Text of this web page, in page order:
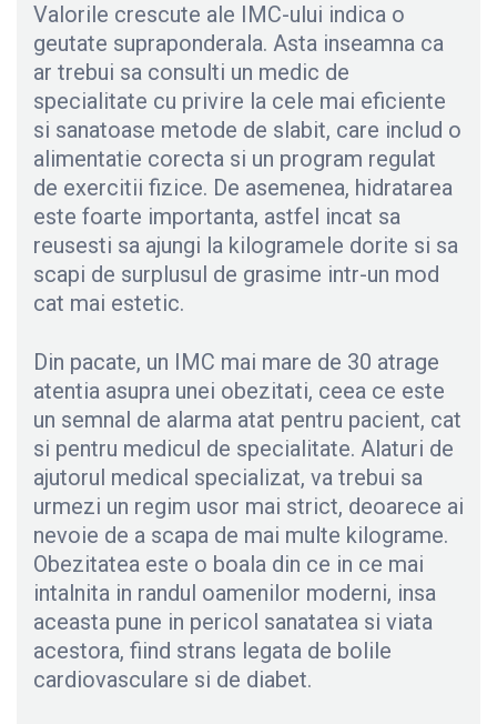
Valorile crescute ale IMC-ului indica o
geutate supraponderala. Asta inseamna ca
ar trebui sa consulti un medic de
specialitate cu privire la cele mai eficiente
si sanatoase metode de slabit, care includ o
alimentatie corecta si un program regulat
de exercitii fizice. De asemenea, hidratarea
este foarte importanta, astfel incat sa
reusesti sa ajungi la kilogramele dorite si sa
scapi de surplusul de grasime intr-un mod
cat mai estetic.
Din pacate, un IMC mai mare de 30 atrage
atentia asupra unei obezitati, ceea ce este
un semnal de alarma atat pentru pacient, cat
si pentru medicul de specialitate. Alaturi de
ajutorul medical specializat, va trebui sa
urmezi un regim usor mai strict, deoarece ai
nevoie de a scapa de mai multe kilograme.
Obezitatea este o boala din ce in ce mai
intalnita in randul oamenilor moderni, insa
aceasta pune in pericol sanatatea si viata
acestora, fiind strans legata de bolile
cardiovasculare si de diabet.